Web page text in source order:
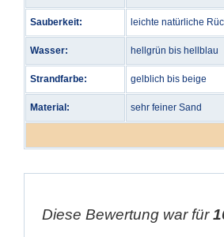
Sauberkeit: leichte natürliche
Wasser: hellgrün bis hellblau
Strandfarbe: gelblich bis beige
Material: sehr feiner Sand
Diese Bewertung war für